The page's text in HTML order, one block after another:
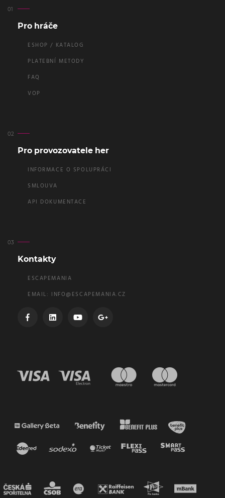
Pro hráče
ESHOP / KATALOG
PLATEBNÍ METODY
FAQ
VOP
Pro provozovatele her
INFORMACE O SPOLUPRÁCI
SMLOUVA
API DOKUMENTACE
Kontakty
ESCAPEMANIA
EMAIL: INFO@ESCAPEMANIA.CZ